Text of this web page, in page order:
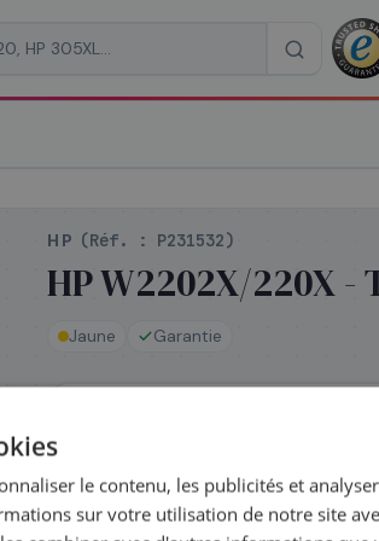
HP (Réf. : P231532)
HP W2202X/220X
Jaune Garantie
Complétez la série220X
le contenu, les publicités et
sur votre utilisation de notre site